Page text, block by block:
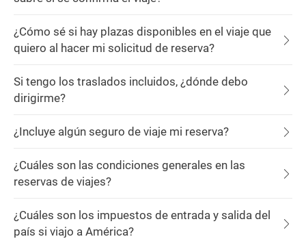
¿Cómo sé si hay plazas disponibles en el viaje que
quiero al hacer mi solicitud de reserva?
Si tengo los traslados incluidos, ¿dónde debo
dirigirme?
¿Incluye algún seguro de viaje mi reserva?
¿Cuáles son las condiciones generales en las
reservas de viajes?
¿Cuáles son los impuestos de entrada y salida del
país si viajo a América?